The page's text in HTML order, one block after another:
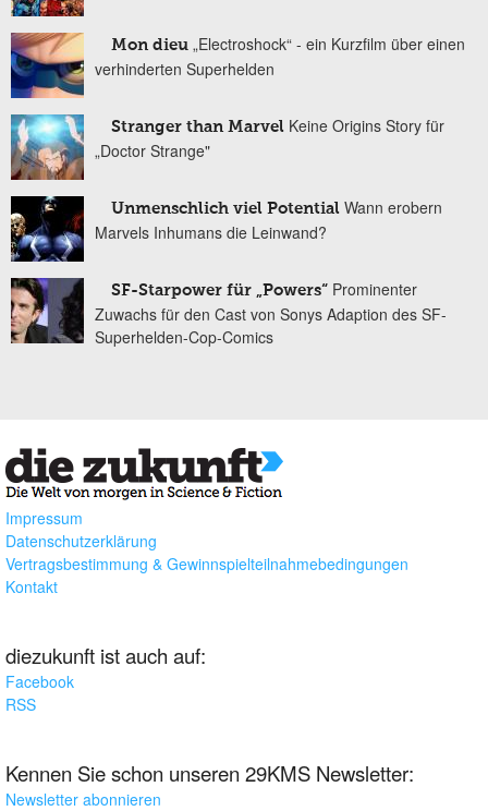
Mon dieu „Electroshock“ - ein Kurzfilm über einen
verhinderten Superhelden
Stranger than Marvel Keine Origins Story für
„Doctor Strange"
Unmenschlich viel Potential Wann erobern
Marvels Inhumans die Leinwand?
SF-Starpower für „Powers“ Prominenter
Zuwachs für den Cast von Sonys Adaption des SF-
Superhelden-Cop-Comics
Impressum
Datenschutzerklärung
Vertragsbestimmung & Gewinnspielteilnahmebedingungen
Kontakt
diezukunft ist auch auf:
Facebook
RSS
Kennen Sie schon unseren 29KMS Newsletter:
Newsletter abonnieren